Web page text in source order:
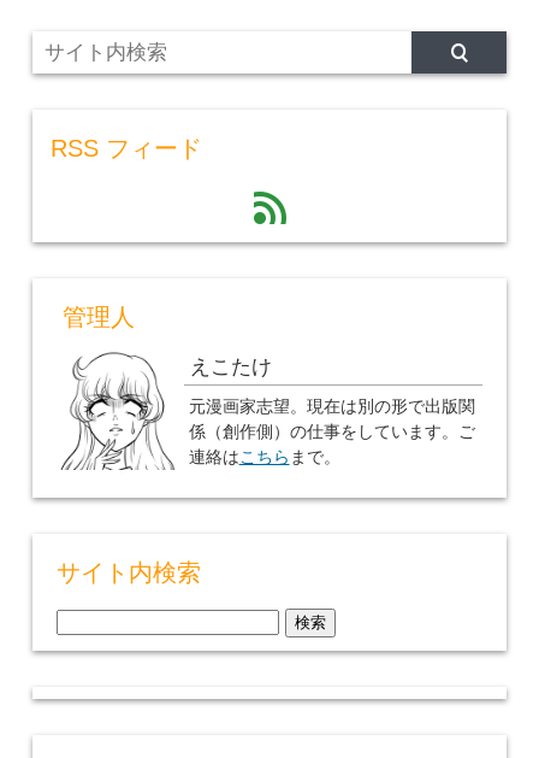
RSS フィード
feed
管理人
えこたけ
元漫画家志望。現在は別の形で出版関
係（創作側）の仕事をしています。ご
連絡はこちら まで。
サイト内検索